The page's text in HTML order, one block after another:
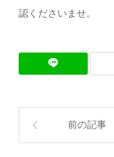
認くださいませ。
前の記事